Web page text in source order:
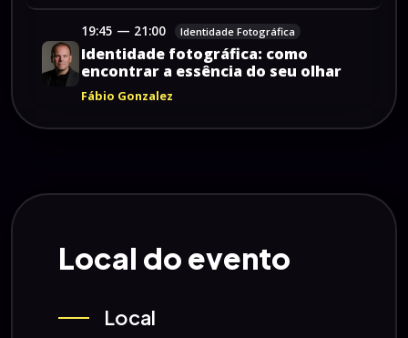
19:45 — 21:00 Identidade Fotográfica
Identidade fotográfica: como
encontrar a essência do seu olhar
Fábio Gonzalez
Local do evento
Local